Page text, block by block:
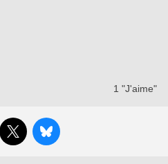
1 "J'aime"